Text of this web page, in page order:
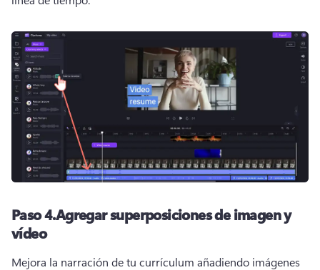
Paso 4.Agregar superposiciones de imagen y
vídeo
Mejora la narración de tu currículum añadiendo imágenes